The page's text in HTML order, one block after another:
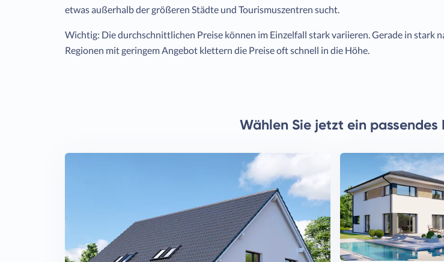
etwas außerhalb der größeren Städte und Tourismuszentren sucht.
Wichtig: Die durchschnittlichen Preise können im Einzelfall stark variieren. Gerade in stark
Regionen mit geringem Angebot klettern die Preise oft schnell in die Höhe.
Wählen Sie jetzt ein passendes